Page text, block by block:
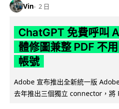
Vin 2 日
ChatGPT 免費呼叫
體修圖兼整 PDF 不
帳號
Adobe 宣布推出全新統一版
去年推出三個獨立 connector，將